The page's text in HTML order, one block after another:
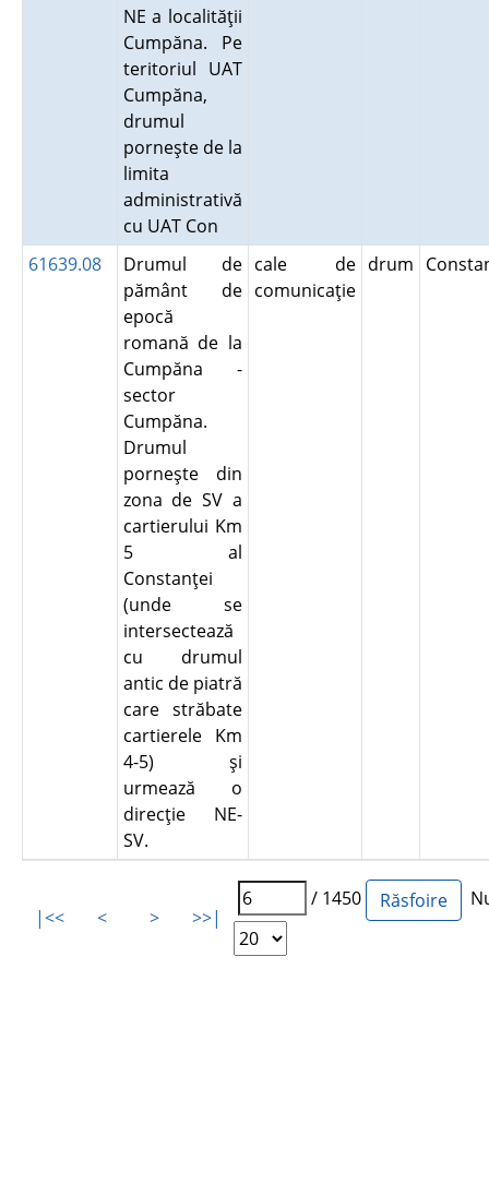
NE a localităţii
Cumpăna. Pe
teritoriul UAT
Cumpăna,
drumul
porneşte de la
limita
administrativă
cu UAT Con
61639.08
Drumul de
pământ de
epocă
romană de la
Cumpăna -
sector
Cumpăna.
Drumul
porneşte din
zona de SV a
cartierului Km
5 al
Constanţei
(unde se
intersectează
cu drumul
antic de piatră
care străbate
cartierele Km
4-5) şi
urmează o
direcţie NE-
SV.
cale de
comunicaţie
drum
|<< < > >>|
/ 1450